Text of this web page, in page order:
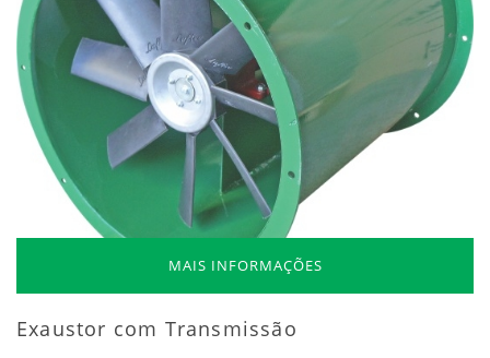
MAIS INFORMAÇÕES
Exaustor com Transmissão